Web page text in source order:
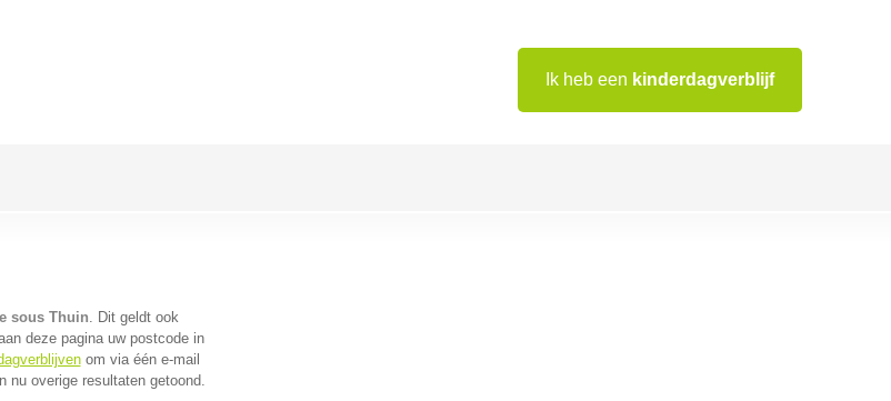
Ik heb een kinderdagverblijf
sous Thuin. Dit geldt ook
deze pagina uw postcode in
om via één e-mail
nu overige resultaten getoond.